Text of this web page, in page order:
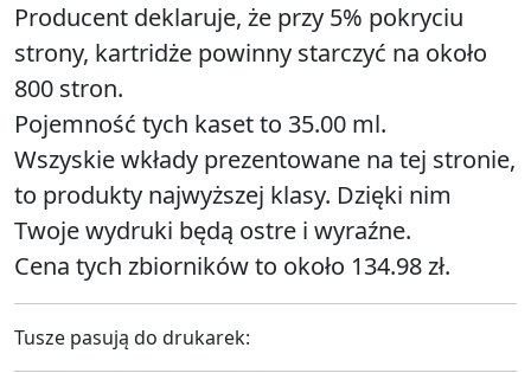
Producent deklaruje, że przy 5% pokryciu
strony, kartridże powinny starczyć na około
800 stron.
Pojemność tych kaset to 35.00 ml.
Wszyskie wkłady prezentowane na tej stronie,
to produkty najwyższej klasy. Dzięki nim
Twoje wydruki będą ostre i wyraźne.
Cena tych zbiorników to około 134.98 zł.
Tusze pasują do drukarek: